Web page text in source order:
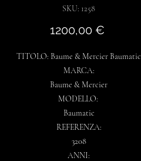
SKU: 1258
1200,00 €
TITOLO: Baume & Mercier Baumatic
MARCA:
Baume & Mercier
MODELLO:
Baumatic
REFERENZA:
3208
ANNI: